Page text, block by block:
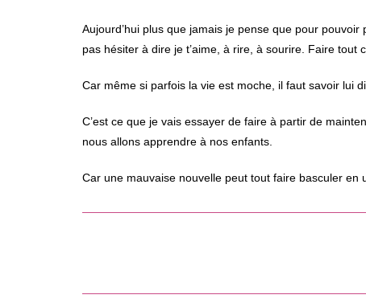
Aujourd’hui plus que jamais je pense que pour
pas hésiter à dire je t’aime, à rire, à sourire. Faire tout
Car même si parfois la vie est moche, il faut savoir lui
C’est ce que je vais essayer de faire à partir de
nous allons apprendre à nos enfants.
Car une mauvaise nouvelle peut tout faire basculer en